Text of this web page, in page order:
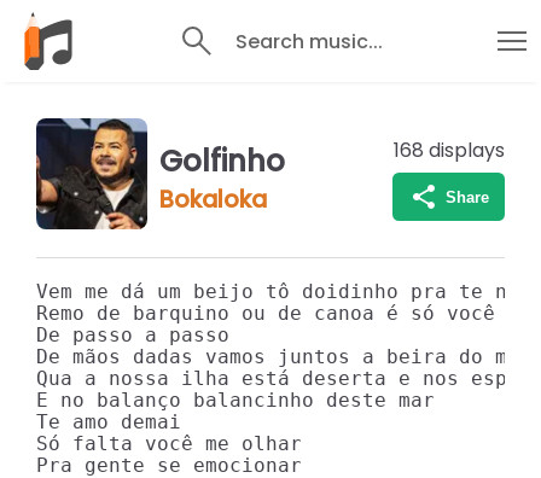
Search music...
Golfinho
Bokaloka
168 displays
Share
Vem me dá um beijo tô doidinho pra te
Remo de barquino ou de canoa é só você
De passo a passo
De mãos dadas vamos juntos a beira do mar
Qua a nossa ilha está deserta e nos
E no balanço balancinho deste mar
Te amo demai
Só falta você me olhar
Pra gente se emocionar